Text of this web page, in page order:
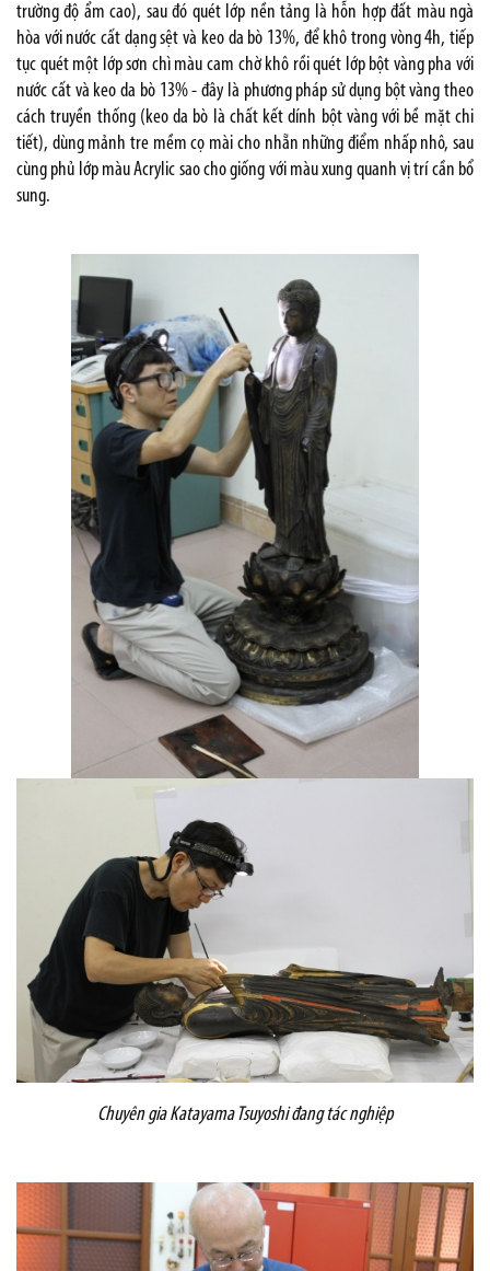
trường độ ẩm cao), sau đó quét lớp nền tảng là hỗn hợp đất màu ngà
hòa với nước cất dạng sệt và keo da bò 13%, để khô trong vòng 4h, tiếp
tục quét một lớp sơn chì màu cam chờ khô rồi quét lớp bột vàng pha với
nước cất và keo da bò 13% - đây là phương pháp sử dụng bột vàng theo
cách truyền thống (keo da bò là chất kết dính bột vàng với bề mặt chi
tiết), dùng mảnh tre mềm cọ mài cho nhẵn những điểm nhấp nhô, sau
cùng phủ lớp màu Acrylic sao cho giống với màu xung quanh vị trí cần bổ
sung.
Chuyên gia Katayama Tsuyoshi đang tác nghiệp